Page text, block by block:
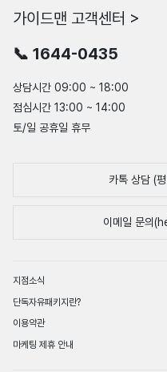
가이드맨 고객센터 >
📞 1644-0435
상담시간 09:00 ~ 18:00
점심시간 13:00 ~ 14:00
토/일 공휴일 휴무
카톡 상담 (
이메일 문의
지점소식
단독자유패키지란?
이용약관
마케팅 제휴 안내